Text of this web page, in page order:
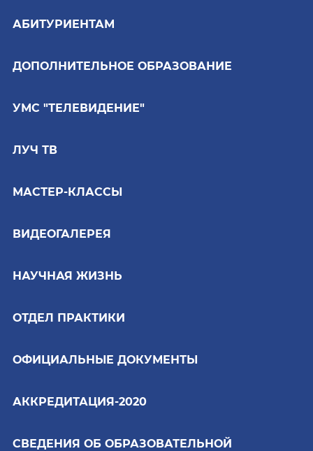
АБИТУРИЕНТАМ
ДОПОЛНИТЕЛЬНОЕ ОБРАЗОВАНИЕ
УМС "ТЕЛЕВИДЕНИЕ"
ЛУЧ ТВ
МАСТЕР-КЛАССЫ
ВИДЕОГАЛЕРЕЯ
НАУЧНАЯ ЖИЗНЬ
ОТДЕЛ ПРАКТИКИ
ОФИЦИАЛЬНЫЕ ДОКУМЕНТЫ
АККРЕДИТАЦИЯ-2020
СВЕДЕНИЯ ОБ ОБРАЗОВАТЕЛЬНОЙ